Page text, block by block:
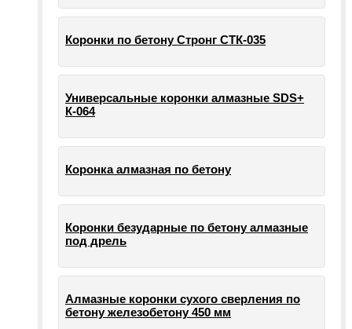
Коронки по бетону Стронг СТК-035
Универсальные коронки алмазные SDS+
К-064
Коронка алмазная по бетону
Коронки безударные по бетону алмазные
под дрель
Алмазные коронки сухого сверления по
бетону железобетону 450 мм